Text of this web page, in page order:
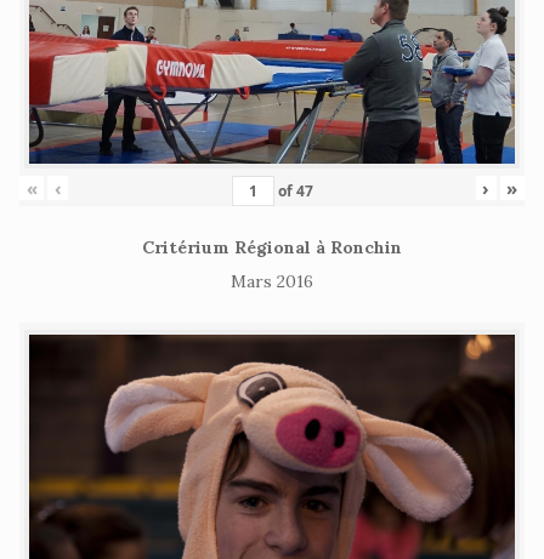
« ‹ of47 › »
Critérium Régional à Ronchin
Mars 2016